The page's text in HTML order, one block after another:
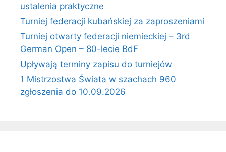
ustalenia praktyczne
Turniej federacji kubańskiej za zaproszeniami
Turniej otwarty federacji niemieckiej – 3rd
German Open – 80-lecie BdF
Upływają terminy zapisu do turniejów
1 Mistrzostwa Świata w szachach 960
zgłoszenia do 10.09.2026